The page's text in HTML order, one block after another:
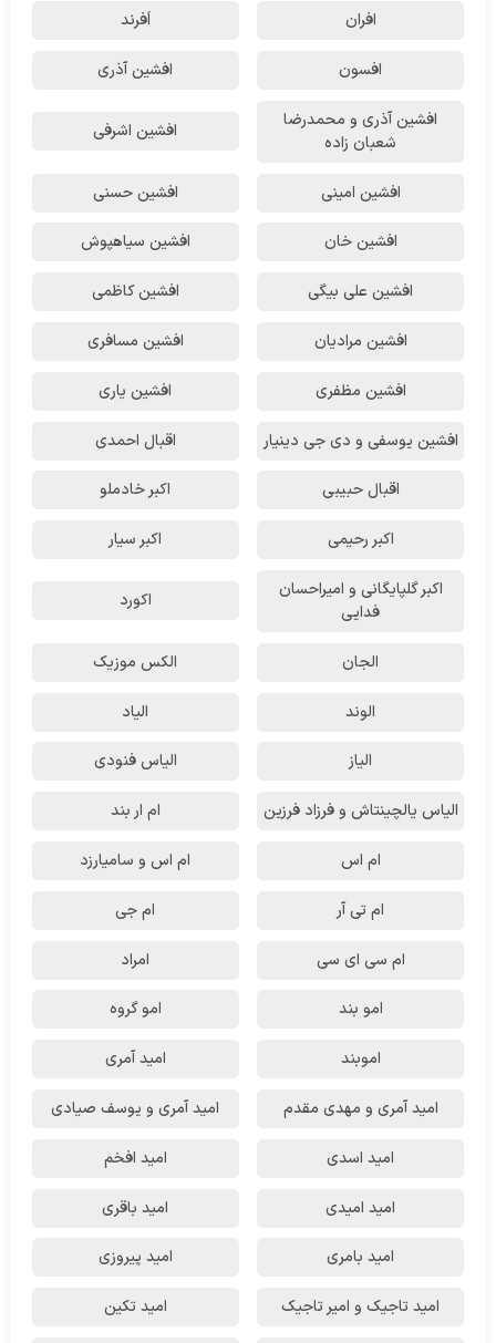
افران اَفرند
افسون افشین آذری
افشین آذری و محمدرضا
شعبان زاده
افشین اشرفی
افشین امینی افشین حسنی
افشین خان افشین سیاهپوش
افشین علی بیگی افشین کاظمی
افشین مرادیان افشین مسافری
افشین مظفری افشین یاری
افشین یوسفی و دی جی دینیار اقبال احمدی
اقبال حبیبی اکبر خادملو
اکبر رحیمی اکبر سیار
اکبر گلپایگانی و امیراحسان
فدایی
اکورد
الجان الکس موزیک
الوند الیاد
الیاز الیاس فنودی
الیاس یالچینتاش و فرزاد فرزین ام‌ ار بند
ام اس ام اس و سامیارزد
ام تی آر ام جی
ام سی ای سی امراد
امو بند امو گروه
اموبند امید آمری
امید آمری و مهدی مقدم امید آمری و یوسف صیادی
امید اسدی امید افخم
امید امیدی امید باقری
امید بامری امید پیروزی
امید تاجیک و امیر تاجیک امید تکین